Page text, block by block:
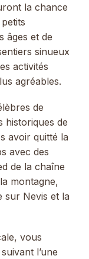
la chance
âges et de
sinueux
activités
agréables.
de
historiques de
avoir quitté la
avec des
de la chaîne
montagne,
sur Nevis et la
vous
l’une